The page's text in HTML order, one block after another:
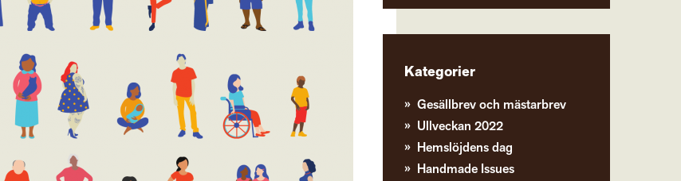
Kategorier
Gesällbrev och mästarbrev
Ullveckan 2022
Hemslöjdens dag
Handmade Issues